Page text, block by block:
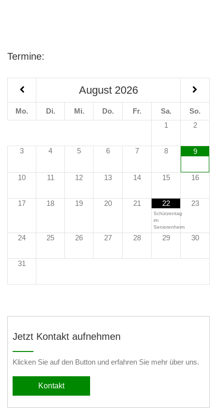
Termine:
August 2026
Mo. Di. Mi. Do. Fr. Sa.
So.
1
2
3 4 5 6 7 8 9
10 11 12 13 14 15 16
17 18 19 20 21 22
Schützentag
im
Seniorenheim
23
24 25 26 27 28 29 30
31
Jetzt Kontakt aufnehmen
Klicken Sie auf den Button und erfahren Sie mehr über uns.
Kontakt